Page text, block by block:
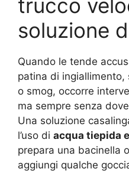
trucco
soluzione
Quando le tende
patina di
o smog, occorre
ma sempre senza
Una soluzione
l’uso di acqua tiepida
prepara una bacinella
aggiungi qualche